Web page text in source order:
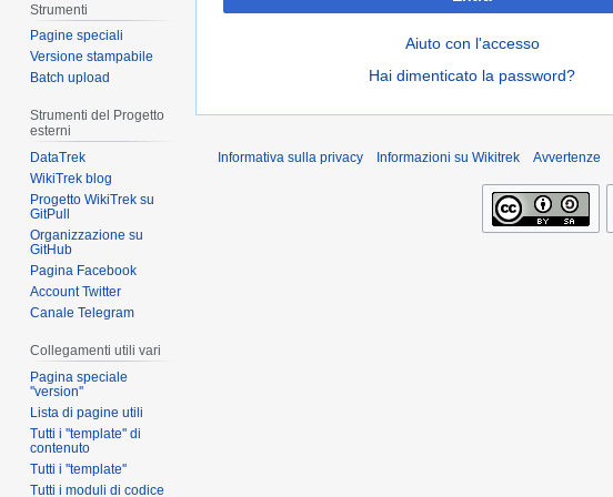
Aiuto con l'accesso
Hai dimenticato la password?
Strumenti
Pagine speciali
Versione stampabile
Batch upload
Strumenti del Progetto
esterni
DataTrek
WikiTrek blog
Progetto WikiTrek su
GitPull
Organizzazione su
GitHub
Pagina Facebook
Account Twitter
Canale Telegram
Collegamenti utili vari
Pagina speciale
''version''
Lista di pagine utili
Tutti i ''template'' di
contenuto
Tutti i ''template''
Tutti i moduli di codice
Informativa sulla privacy Informazioni su Wikitrek Avvertenze